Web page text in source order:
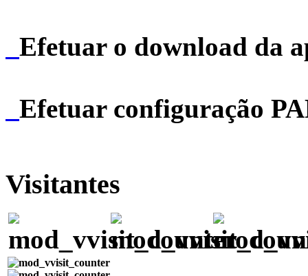
Efetuar o download da
Efetuar configuração
Visitantes